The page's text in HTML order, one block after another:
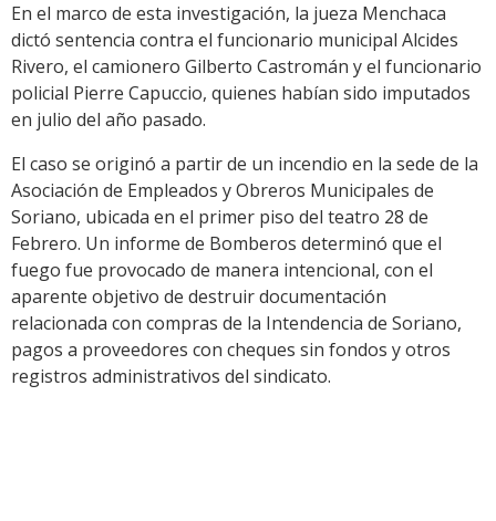
En el marco de esta investigación, la jueza Menchaca
dictó sentencia contra el funcionario municipal Alcides
Rivero, el camionero Gilberto Castromán y el funcionario
policial Pierre Capuccio, quienes habían sido imputados
en julio del año pasado.
El caso se originó a partir de un incendio en la sede de la
Asociación de Empleados y Obreros Municipales de
Soriano, ubicada en el primer piso del teatro 28 de
Febrero. Un informe de Bomberos determinó que el
fuego fue provocado de manera intencional, con el
aparente objetivo de destruir documentación
relacionada con compras de la Intendencia de Soriano,
pagos a proveedores con cheques sin fondos y otros
registros administrativos del sindicato.